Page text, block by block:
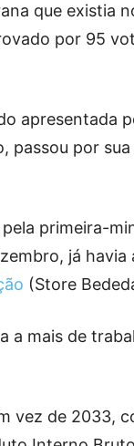
que existia
por 95
apresentada
passou por
primeira-
já
(Store
a mais de
vez de 2033,